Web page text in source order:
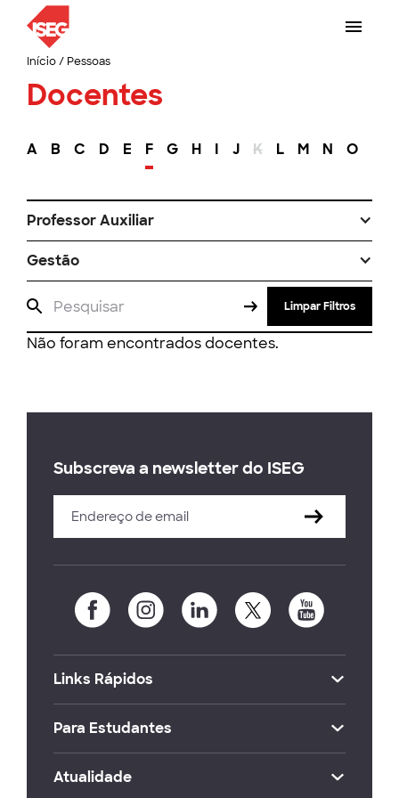
Início/ Pessoas
Docentes
A B C D E F G H I J K L M N O
Professor Auxiliar
Gestão
Limpar Filtros
Não foram encontrados docentes.
Subscreva a newsletter do ISEG
Links Rápidos
Para Estudantes
Atualidade